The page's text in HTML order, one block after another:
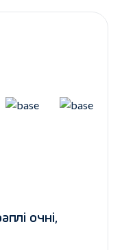
очні,